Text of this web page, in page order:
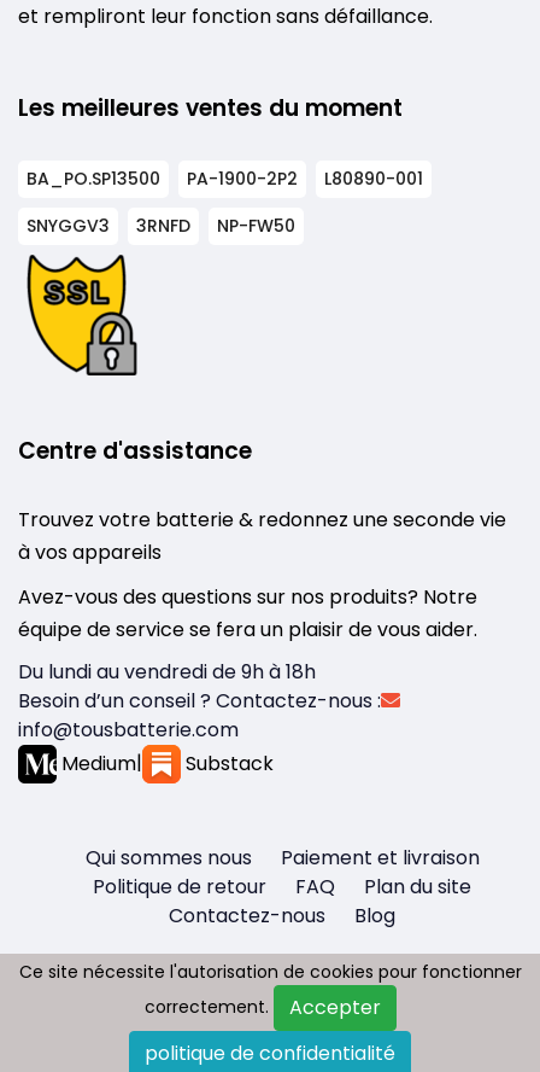
et rempliront leur fonction sans défaillance.
Les meilleures ventes du moment
BA_PO.SP13500 PA-1900-2P2
L80890-001
SNYGGV3
3RNFD NP-FW50
Centre d'assistance
Trouvez votre batterie & redonnez une seconde vie
à vos appareils
Avez-vous des questions sur nos produits? Notre
équipe de service se fera un plaisir de vous aider.
Du lundi au vendredi de 9h à 18h
Besoin d’un conseil ? Contactez-nous :
info@tousbatterie.com
Medium| Substack
Qui sommes nous
Paiement et livraison
Politique de retour
FAQ
Plan du site
Contactez-nous
Blog
Copyright © 2026 - Tous droit réservés
Tousbatterie.com
Ce site nécessite l'autorisation de cookies pour fonctionner
correctement.
Accepter
politique de confidentialité
Ce site nécessite l'autorisation de cookies pour fonctionner
correctement.
Accepter
politique de confidentialité